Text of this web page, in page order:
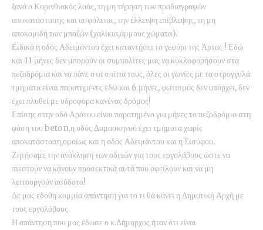
ξανά ο Κορινθιακός λαός, τη μη τήρηση των προδιαγραφών
αποκατάστασης και ασφάλειας, την έλλειψη επίβλεψης, τη μη
αποκομιδή των μπαζών (χαλίκια,άμμους χώματα).
Ειδικά η οδός Αδειμάντου έχει καταντήσει το γεφύρι της Άρτας ! Εδώ
και 11 μήνες δεν μπορούν οι συμπολίτες μας να κυκλοφορήσουν στα
πεζοδρόμια και να πάνε στα σπίτια τους, όλες οι γωνίες με τα στρογγυλά
τμήματα είναι παρατημένες εδώ και 6 μήνες, φωτισμός δεν υπάρχει, δεν
έχει πλυθεί με υδροφόρα κανένας δρόμος!
Επίσης στην οδό Αράτου είναι παρατημένο για μήνες το πεζοδρόμιο στη
φάση του beton,η οδός Δαμασκηνού έχει τμήματα χωρίς
αποκατάσταση,ομοίως και η οδός Αδειμάντου και η Σισύφου.
Ζητήσαμε την ανάκληση των αδειών για τους εργολάβους ώστε να
πιεστούν να κάνουν προσεκτικά αυτά που οφείλουν και να μη
λειτουργούν ασύδοτα!
Δε μας εδόθη καμμία απάντηση για το τι θα κάνει η Δημοτική Αρχή με
τους εργολάβους.
Η απάντηση που μας έδωσε ο κ.Δήμαρχος ήταν ότι είναι